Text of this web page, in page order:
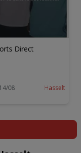
Direct
08 Hasselt